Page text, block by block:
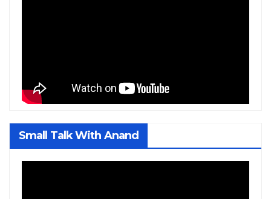
Small Talk With Anand